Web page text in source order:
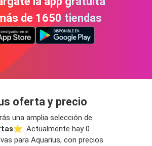
de 1650 tiendas
oferta y precio
una amplia selección de
⭐️. Actualmente hay 0
para Aquarius, con precios